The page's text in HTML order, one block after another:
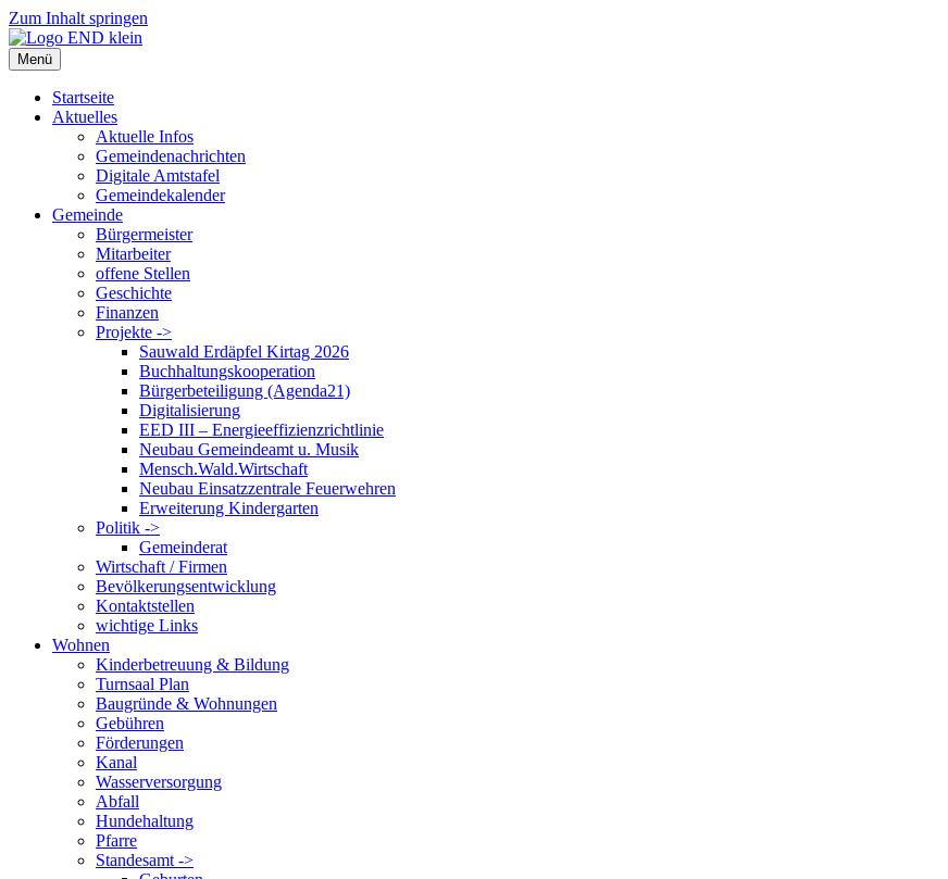
Zum Inhalt springen
Menü
Startseite
Aktuelles
Aktuelle Infos
Gemeindenachrichten
Digitale Amtstafel
Gemeindekalender
Gemeinde
Bürgermeister
Mitarbeiter
offene Stellen
Geschichte
Finanzen
Projekte ->
Sauwald Erdäpfel Kirtag 2026
Buchhaltungskooperation
Bürgerbeteiligung (Agenda21)
Digitalisierung
EED III – Energieeffizienzrichtlinie
Neubau Gemeindeamt u. Musik
Mensch.Wald.Wirtschaft
Neubau Einsatzzentrale Feuerwehren
Erweiterung Kindergarten
Politik ->
Gemeinderat
Wirtschaft / Firmen
Bevölkerungsentwicklung
Kontaktstellen
wichtige Links
Wohnen
Kinderbetreuung & Bildung
Turnsaal Plan
Baugründe & Wohnungen
Gebühren
Förderungen
Kanal
Wasserversorgung
Abfall
Hundehaltung
Pfarre
Standesamt ->